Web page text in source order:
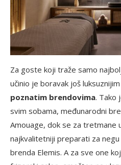
Za goste koji traže samo
učinio je boravak još
poznatim brendovima. Tako
svim sobama, međunarodni
Amouage, dok se za tretmane
najkvalitetniji preparati za
brenda Elemis. A za sve one